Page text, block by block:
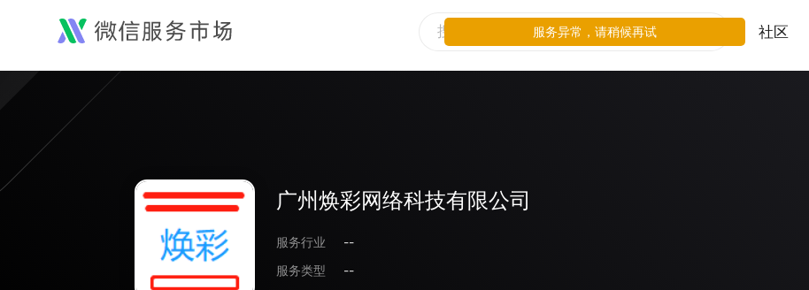
社区
广州焕彩网络科技有限公司
服务行业
--
服务类型
--
服务异常，请稍候再试